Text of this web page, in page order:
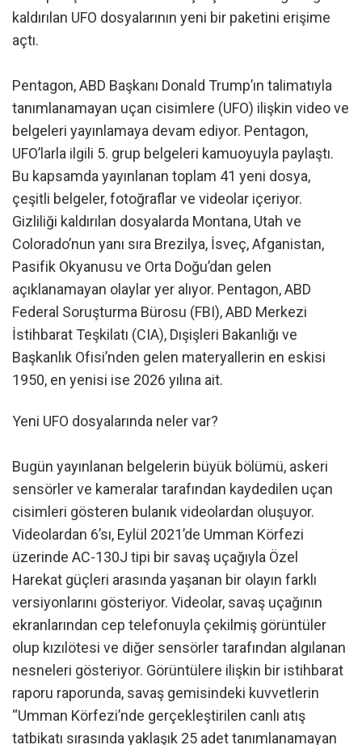
kaldırılan UFO dosyalarının yeni bir paketini erişime
açtı.
Pentagon, ABD Başkanı Donald Trump’ın talimatıyla
tanımlanamayan uçan cisimlere (UFO) ilişkin video ve
belgeleri yayınlamaya devam ediyor. Pentagon,
UFO’larla ilgili 5. grup belgeleri kamuoyuyla paylaştı.
Bu kapsamda yayınlanan toplam 41 yeni dosya,
çeşitli belgeler, fotoğraflar ve videolar içeriyor.
Gizliliği kaldırılan dosyalarda Montana, Utah ve
Colorado’nun yanı sıra Brezilya, İsveç, Afganistan,
Pasifik Okyanusu ve Orta Doğu’dan gelen
açıklanamayan olaylar yer alıyor. Pentagon, ABD
Federal Soruşturma Bürosu (FBI), ABD Merkezi
İstihbarat Teşkilatı (CIA), Dışişleri Bakanlığı ve
Başkanlık Ofisi’nden gelen materyallerin en eskisi
1950, en yenisi ise 2026 yılına ait.
Yeni UFO dosyalarında neler var?
Bugün yayınlanan belgelerin büyük bölümü, askeri
sensörler ve kameralar tarafından kaydedilen uçan
cisimleri gösteren bulanık videolardan oluşuyor.
Videolardan 6’sı, Eylül 2021’de Umman Körfezi
üzerinde AC-130J tipi bir savaş uçağıyla Özel
Harekat güçleri arasında yaşanan bir olayın farklı
versiyonlarını gösteriyor. Videolar, savaş uçağının
ekranlarından cep telefonuyla çekilmiş görüntüler
olup kızılötesi ve diğer sensörler tarafından algılanan
nesneleri gösteriyor. Görüntülere ilişkin bir istihbarat
raporu raporunda, savaş gemisindeki kuvvetlerin
“Umman Körfezi’nde gerçekleştirilen canlı atış
tatbikatı sırasında yaklaşık 25 adet tanımlanamayan